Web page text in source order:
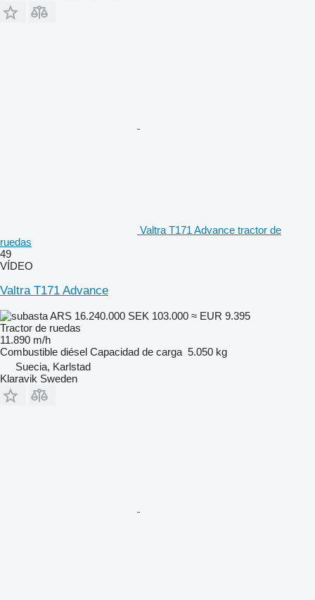
Valtra T171 Advance tractor de
ruedas
49
VÍDEO
Valtra T171 Advance
ARS 16.240.000 SEK 103.000 ≈ EUR 9.395
Tractor de ruedas
11.890 m/h
Combustible diésel Capacidad de carga 5.050 kg
Suecia, Karlstad
Klaravik Sweden